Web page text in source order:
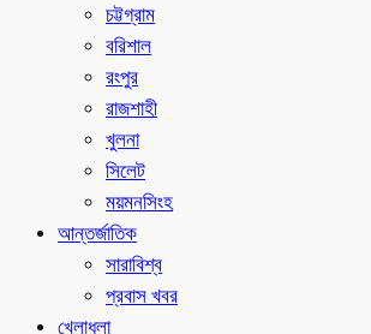
চট্টগ্রাম
বরিশাল
রংপুর
রাজশাহী
খুলনা
সিলেট
ময়মনসিংহ
আন্তর্জাতিক
সারাবিশ্ব
প্রবাস খবর
খেলাধুলা